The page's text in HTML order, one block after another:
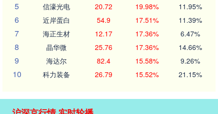
5 信濠光电 20.72 19.98% 11.95%
6 近岸蛋白 54.9 17.51% 11.39%
7 海正生材 12.17 17.36% 6.47%
8 晶华微 25.76 17.36% 14.66%
9 海达尔 82.4 15.58% 9.26%
10 科力装备 26.79 15.52% 21.15%